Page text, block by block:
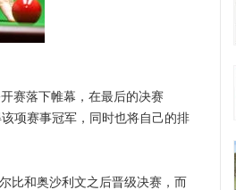
赛落下帷幕，在最后的决赛
项赛事冠军，同时也将自己的排
和奥沙利文之后晋级决赛，而